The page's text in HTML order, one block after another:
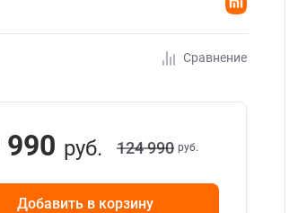
Сравнение
990 руб. 124 990 руб.
Добавить в корзину